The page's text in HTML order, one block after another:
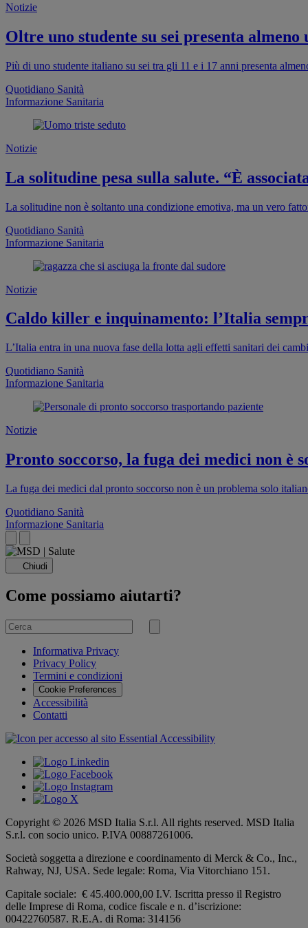
Notizie
Oltre uno studente su sei presenta
Più di uno studente italiano su sei tra gli 11 e i 17 anni presenta
Quotidiano Sanità
Informazione Sanitaria
Notizie
La solitudine pesa sulla salute. “È
La solitudine non è soltanto una condizione emotiva, ma un vero
Quotidiano Sanità
Informazione Sanitaria
Notizie
Caldo killer e inquinamento: l’Italia
L’Italia entra in una nuova fase della lotta agli effetti sanitari dei
Quotidiano Sanità
Informazione Sanitaria
Notizie
Pronto soccorso, la fuga dei medici non è
La fuga dei medici dal pronto soccorso non è un problema solo
Quotidiano Sanità
Informazione Sanitaria
Chiudi
Come possiamo aiutarti?
Cerca
per
Invia
Informativa Privacy
Privacy Policy
Termini e condizioni
Cookie Preferences
Accessibilità
Contatti
Copyright © 2026 MSD Italia S.r.l. All rights reserved. MSD Italia
S.r.l. con socio unico. P.IVA 00887261006.
Società soggetta a direzione e coordinamento di Merck & Co., Inc.,
Rahway, NJ, USA. Sede legale: Roma, Via Vitorchiano 151.
Capitale sociale: € 45.400.000,00 I.V. Iscritta presso il Registro
delle Imprese di Roma, codice fiscale e n. d’iscrizione:
00422760587. R.E.A. di Roma: 314156